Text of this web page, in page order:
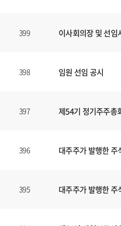
399 이사회의장 및 선임
398 임원 선임 공시
397 제54기 정기주주총
396 대주주가 발행한
395 대주주가 발행한